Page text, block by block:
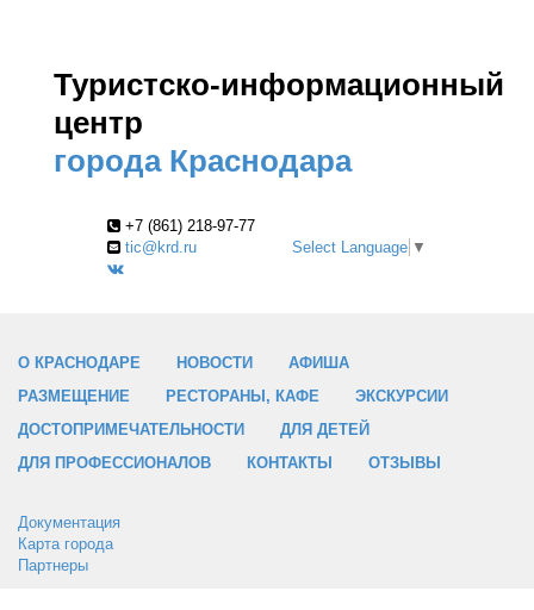
Туристско-информационный
центр
города Краснодара
+7 (861) 218-97-77
tic@krd.ru
Select Language ▼
О КРАСНОДАРЕ НОВОСТИ
АФИША
РАЗМЕЩЕНИЕ
РЕСТОРАНЫ, КАФЕ
ЭКСКУРСИИ
ДОСТОПРИМЕЧАТЕЛЬНОСТИ
ДЛЯ ДЕТЕЙ
ДЛЯ ПРОФЕССИОНАЛОВ
КОНТАКТЫ ОТЗЫВЫ
Документация
Карта города
Партнеры